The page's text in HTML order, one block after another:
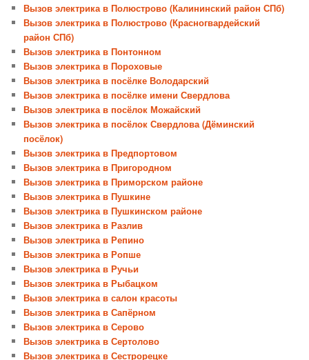
Вызов электрика в Полюстрово (Калининский район СПб)
Вызов электрика в Полюстрово (Красногвардейский
район СПб)
Вызов электрика в Понтонном
Вызов электрика в Пороховые
Вызов электрика в посёлке Володарский
Вызов электрика в посёлке имени Свердлова
Вызов электрика в посёлок Можайский
Вызов электрика в посёлок Свердлова (Дёминский
посёлок)
Вызов электрика в Предпортовом
Вызов электрика в Пригородном
Вызов электрика в Приморском районе
Вызов электрика в Пушкине
Вызов электрика в Пушкинском районе
Вызов электрика в Разлив
Вызов электрика в Репино
Вызов электрика в Ропше
Вызов электрика в Ручьи
Вызов электрика в Рыбацком
Вызов электрика в салон красоты
Вызов электрика в Сапёрном
Вызов электрика в Серово
Вызов электрика в Сертолово
Вызов электрика в Сестрорецке